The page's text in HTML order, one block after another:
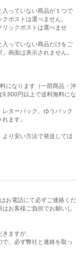
っていない商品が１つで
ポストは選べません。
ックポストは選べませ
っていない商品だけをご
画面は表示されません。
になります（一部商品・沖
円以上で送料無料にな
ターパック、ゆうパック
ます。
り安い方法で発送してほ
お電話にて必ずご連絡くだ
お客様ご負担でお願いし
ますが、
、必ず弊社と連絡を取っ